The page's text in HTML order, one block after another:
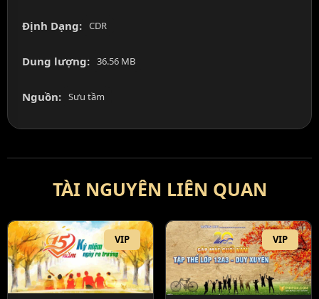
Định Dạng: CDR
Dung lượng: 36.56 MB
Nguồn: Sưu tầm
TÀI NGUYÊN LIÊN QUAN
VIP VIP